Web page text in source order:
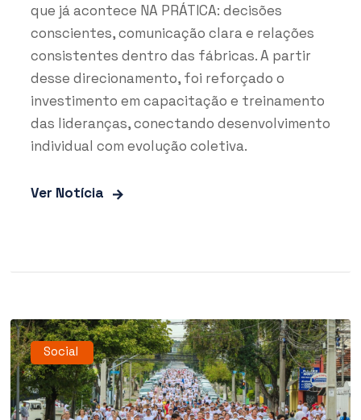
que já acontece NA PRÁTICA: decisões
conscientes, comunicação clara e relações
consistentes dentro das fábricas. A partir
desse direcionamento, foi reforçado o
investimento em capacitação e treinamento
das lideranças, conectando desenvolvimento
individual com evolução coletiva.
Ver Notícia
Social